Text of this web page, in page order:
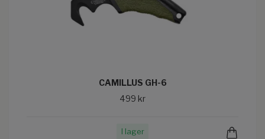
CAMILLUS GH-6
499 kr
I lager